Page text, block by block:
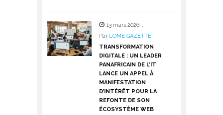
13 mars 2026 ,
Par LOME GAZETTE
TRANSFORMATION
DIGITALE : UN LEADER
PANAFRICAIN DE L’IT
LANCE UN APPEL À
MANIFESTATION
D’INTÉRÊT POUR LA
REFONTE DE SON
ÉCOSYSTÈME WEB